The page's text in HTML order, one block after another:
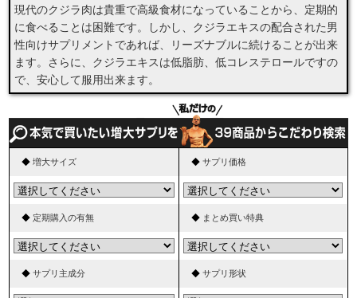
現代のクジラ肉は貴重で高級食材になっていることから、定期的
に食べることは困難です。しかし、クジラエキスの配合された男
性向けサプリメントであれば、リーズナブルに続けることが出来
ます。さらに、クジラエキスは低脂肪、低コレステロールですの
で、安心して服用出来ます。
◆ 増大サイズ ◆ サプリ価格
◆ 定期購入の有無 ◆ まとめ買い特典
◆ サプリ主成分 ◆ サプリ形状